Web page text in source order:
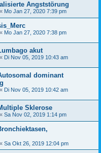
Angststörung
« Mo Jan 27, 2020 7:39 pm
« Mo Jan 27, 2020 7:38 pm
akut
« Di Nov 05, 2019 10:43 am
dominant
« Di Nov 05, 2019 10:42 am
Sklerose
« Sa Nov 02, 2019 1:14 pm
« Sa Okt 26, 2019 12:04 pm